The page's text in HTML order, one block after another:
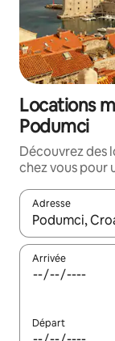
Locations
Podumci
Découvrez des
chez vous pour
Adresse
Lorsque les
Arrivée
Départ